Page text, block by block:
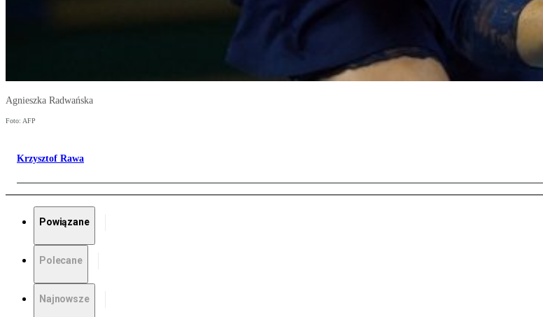
Agnieszka Radwańska
Foto: AFP
Krzysztof Rawa
Powiązane
Polecane
Najnowsze